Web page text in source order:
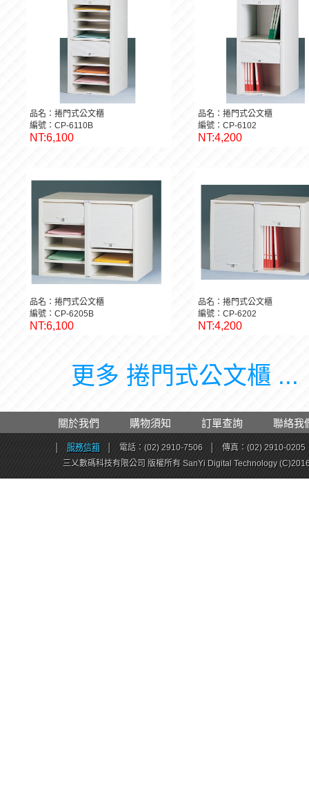
品名：捲門式公文櫃
編號：CP-6110B
NT:6,100
品名：捲門式公文櫃
編號：CP-6102
NT:4,200
品名：捲門式公文櫃
編號：CP-6205B
NT:6,100
品名：捲門式公文櫃
編號：CP-6202
NT:4,200
更多 捲門式公文櫃 ...
關於我們 購物須知 訂單查詢 聯絡我
服務信箱 電話：(02) 2910-7506
傳真：(02) 2910-0205
三乂數碼科技有限公司 版權所有 SanYi Digital Technology